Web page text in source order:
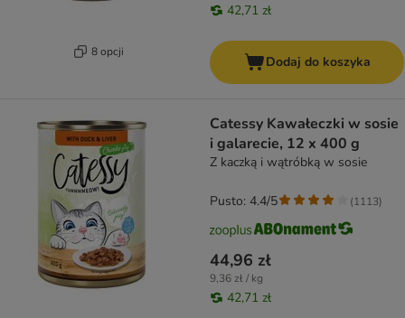
8 opcji
42,71 zł
Dodaj do koszyka
Catessy Kawałeczki w sosie
i galarecie, 12 x 400 g
Z kaczką i wątróbką w sosie
44,96 zł
9,36 zł / kg
42,71 zł
Pusto: 4.4/5 (1113)